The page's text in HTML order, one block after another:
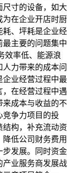
寸的设备，如大
为在企业开店时厨
耗、坪耗是企业经
最主要的问题集中
效率低、能源浪
力带来的成本问
企业经营过程中最
在经营过程中遇
来成本与收益的不
竞争力项目的投
结构，补充流动资
低公司财务费用
步发展。同时资金
产业服务商发展战